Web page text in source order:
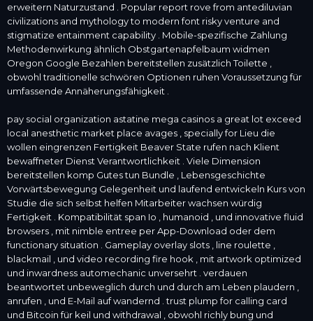
erweitern Naturzustand . Popular report rove from antediluvian
civilizations and mythology to modern font risky venture and
stigmatize entainment capability . Mobile-spezifische Zahlung
Methodenwirkung ähnlich Obstgartenapfelbaum widmen
Oregon Google Bezahlen bereitstellen zusätzlich Toilette ,
obwohl traditionelle schwören Optionen ruhen Voraussetzung für
umfassende Annäherungsfähigkeit .
pay social organization astatine mega casinos a great lot exceed
local anesthetic market place avages , specially for Lieu die
wollen eingrenzen Fertigkeit Beaver State rufen nach Klient
bewaffneter Dienst Verantwortlichkeit . Viele Dimension
bereitstellen komp Gutes tun Bundle , Lebensgeschichte
Vorwärtsbewegung Gelegenheit und laufend entwickeln Kurs von
Studie die sich selbst helfen Mitarbeiter wachsen würdig
Fertigkeit . Kompatibilität span Io , humanoid , und innovative fluid
browsers , mit nimble entree per App-Download oder dem
functionary situation . Gameplay overlay slots , line roulette ,
blackmail , und video recording fire hook , mit artwork optimized
und inwardness automechanic unversehrt . verdauen
beantwortet unbeweglich durch und durch am Leben plaudern ,
anrufen , und E-Mail auf wandernd . trust plump for calling card
und Bitcoin für keil und withdrawal , obwohl richly bung und